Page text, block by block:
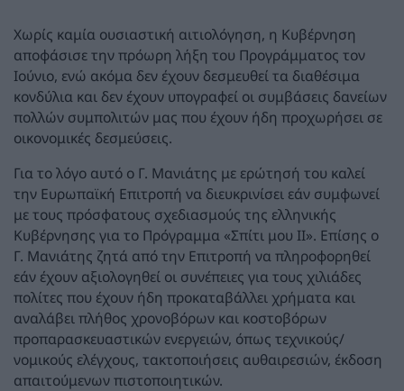
Χωρίς καμία ουσιαστική αιτιολόγηση, η Κυβέρνηση
αποφάσισε την πρόωρη λήξη του Προγράμματος τον
Ιούνιο, ενώ ακόμα δεν έχουν δεσμευθεί τα διαθέσιμα
κονδύλια και δεν έχουν υπογραφεί οι συμβάσεις δανείων
πολλών συμπολιτών μας που έχουν ήδη προχωρήσει σε
οικονομικές δεσμεύσεις.
Για το λόγο αυτό ο Γ. Μανιάτης με ερώτησή του καλεί
την Ευρωπαϊκή Επιτροπή να διευκρινίσει εάν συμφωνεί
με τους πρόσφατους σχεδιασμούς της ελληνικής
Κυβέρνησης για το Πρόγραμμα «Σπίτι μου ΙΙ». Επίσης ο
Γ. Μανιάτης ζητά από την Επιτροπή να πληροφορηθεί
εάν έχουν αξιολογηθεί οι συνέπειες για τους χιλιάδες
πολίτες που έχουν ήδη προκαταβάλλει χρήματα και
αναλάβει πλήθος χρονοβόρων και κοστοβόρων
προπαρασκευαστικών ενεργειών, όπως τεχνικούς/
νομικούς ελέγχους, τακτοποιήσεις αυθαιρεσιών, έκδοση
απαιτούμενων πιστοποιητικών.